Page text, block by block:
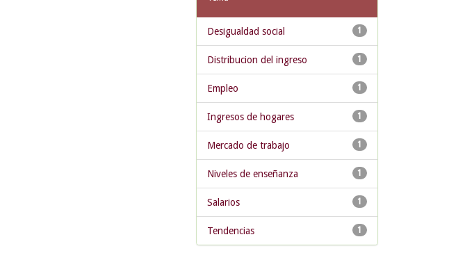
1
Desigualdad social
1
Distribucion del ingreso
1
Empleo
1
Ingresos de hogares
1
Mercado de trabajo
1
Niveles de enseñanza
1
Salarios
1
Tendencias